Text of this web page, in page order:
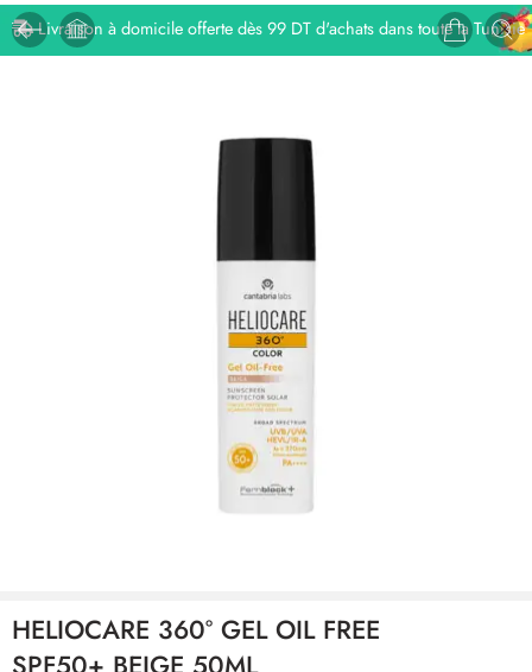
Livraison à domicile offerte dès 99 DT d'achats dans toute la Tunisie
HELIOCARE 360° GEL OIL FREE